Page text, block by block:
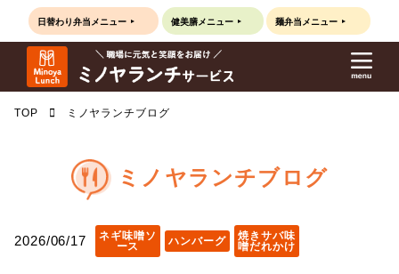
日替わり弁当 メニュー 健美膳メニュー 麺弁当 メニュー
TOP ミノヤランチブログ
ミノヤランチブログ
2026/06/17
ネギ味噌ソ
ース
ハンバーグ
焼きサバ味
噌だれかけ